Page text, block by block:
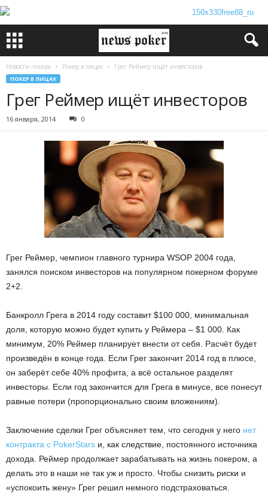
Новости покера Покер в лицах Грег Реймер ищёт инвесторов
ПОКЕР В ЛИЦАХ
Грег Реймер ищёт инвесторов
16 января, 2014 0
Грег Реймер, чемпион главного турнира WSOP 2004 года,
занялся поиском инвесторов на популярном покерном форуме
2+2.
Банкролл Грега в 2014 году составит $100 000, минимальная
доля, которую можно будет купить у Реймера – $1 000. Как
минимум, 20% Реймер планирует внести от себя. Расчёт будет
произведён в конце года. Если Грег закончит 2014 год в плюсе,
он заберёт себе 40% профита, а всё остальное разделят
инвесторы. Если год закончится для Грега в минусе, все понесут
равные потери (пропорционально своим вложениям).
Заключение сделки Грег объясняет тем, что сегодня у него нет
контракта с PokerStars и, как следствие, постоянного источника
дохода. Реймер продолжает зарабатывать на жизнь покером, а
делать это в наши не так уж и просто. Чтобы снизить риски и
«успокоить жену» Грег решил немного подстраховаться.